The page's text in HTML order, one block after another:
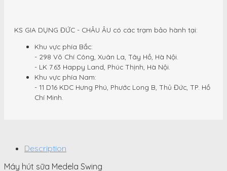
KS GIA DỤNG ĐỨC - CHÂU ÂU có các trạm bảo hành tại:
Khu vực phía Bắc:
- 298 Võ Chí Công, Xuân La, Tây Hồ, Hà Nội.
- LK 7.63 Happy Land, Phúc Thịnh, Hà Nội.
Khu vực phía Nam:
- 11 D16 KDC Hưng Phú, Phước Long B, Thủ Đức, TP. Hồ
Chí Minh.
Description
Máy hút sữa Medela Swing